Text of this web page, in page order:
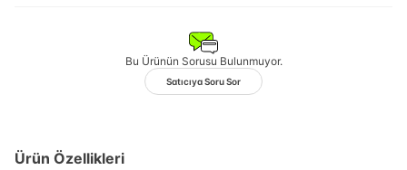
Bu Ürünün Sorusu Bulunmuyor.
Satıcıya Soru Sor
Ürün Özellikleri